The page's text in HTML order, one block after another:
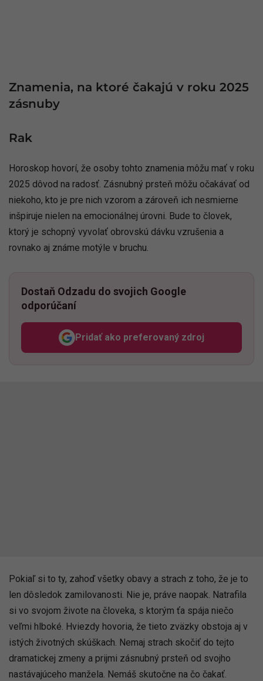
Znamenia, na ktoré čakajú v roku 2025
zásnuby
Rak
Horoskop hovorí, že osoby tohto znamenia môžu mať v roku
2025 dôvod na radosť. Zásnubný prsteň môžu očakávať od
niekoho, kto je pre nich vzorom a zároveň ich nesmierne
inšpiruje nielen na emocionálnej úrovni. Bude to človek,
ktorý je schopný vyvolať obrovskú dávku vzrušenia a
rovnako aj známe motýle v bruchu.
Dostaň Odzadu do svojich Google
odporúčaní
Pridať ako preferovaný zdroj
Odzadu, odkaz sa otvorí v
Pokiaľ si to ty, zahoď všetky obavy a strach z toho, že je to
len dôsledok zamilovanosti. Nie je, práve naopak. Natrafila
si vo svojom živote na človeka, s ktorým ťa spája niečo
veľmi hlboké. Hviezdy hovoria, že tieto zväzky obstoja aj v
istých životných skúškach. Nemaj strach skočiť do tejto
dramatickej zmeny a prijmi zásnubný prsteň od svojho
nastávajúceho manžela. Nemáš skutočne na čo čakať.